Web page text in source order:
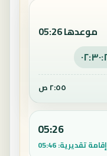
موعدها 05:26
٢:٥٥ ص
05:26
إقامة تقديرية:05:46